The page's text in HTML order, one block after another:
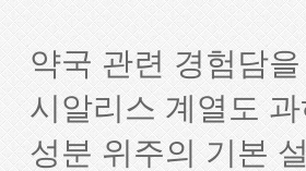
약국 관련 경험담을
시알리스 계열도
성분 위주의 기본